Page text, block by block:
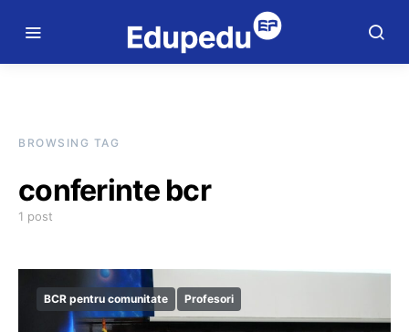
BROWSING TAG
conferinte bcr
1 post
BCR pentru comunitate Profesori